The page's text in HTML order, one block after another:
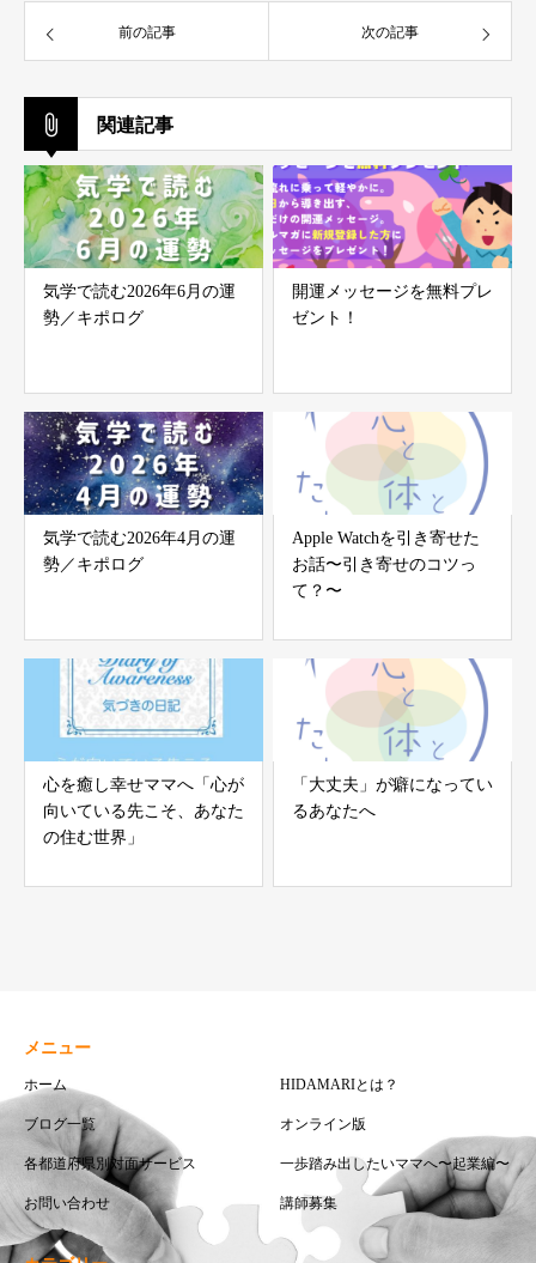
前の記事 次の記事
関連記事
気学で読む2026年6月の運
勢／キポログ
開運メッセージを無料プレ
ゼント！
気学で読む2026年4月の運
勢／キポログ
Apple Watchを引き寄せた
お話〜引き寄せのコツっ
て？〜
心を癒し幸せママへ「心が
向いている先こそ、あなた
の住む世界」
「大丈夫」が癖になってい
るあなたへ
メニュー
ホーム HIDAMARIとは？
ブログ一覧 オンライン版
各都道府県別対面サービス 一歩踏み出したいママへ〜起業編〜
お問い合わせ 講師募集